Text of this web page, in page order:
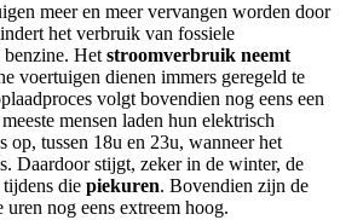
meer en meer vervangen worden door
het verbruik van fossiele
benzine. Het stroomverbruik neemt
voertuigen dienen immers geregeld te
volgt bovendien nog eens een
mensen laden hun elektrisch
op, tussen 18u en 23u, wanneer het
Daardoor stijgt, zeker in de winter, de
die piekuren. Bovendien zijn de
uren nog eens extreem hoog.